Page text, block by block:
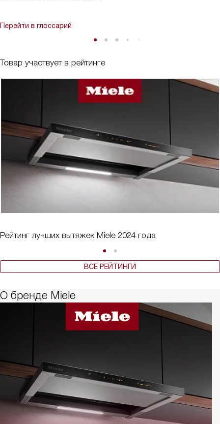
Товар участвует в рейтинге
Рейтинг лучших вытяжек Miele 2024 года
ВСЕ РЕЙТИНГИ
Перейти в глоссарий
О бренде Miele